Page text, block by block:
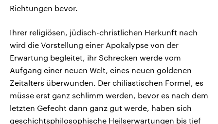
Richtungen bevor.
Ihrer religiösen, jüdisch-christlichen Herkunft nach
wird die Vorstellung einer Apokalypse von der
Erwartung begleitet, ihr Schrecken werde vom
Aufgang einer neuen Welt, eines neuen goldenen
Zeitalters überwunden. Der chiliastischen Formel, es
müsse erst ganz schlimm werden, bevor es nach dem
letzten Gefecht dann ganz gut werde, haben sich
geschichtsphilosophische Heilserwartungen bis tief